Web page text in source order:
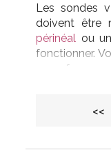
Les sondes
doivent être
périnéal ou un
fonctionner.
sage-
être
possession
<<